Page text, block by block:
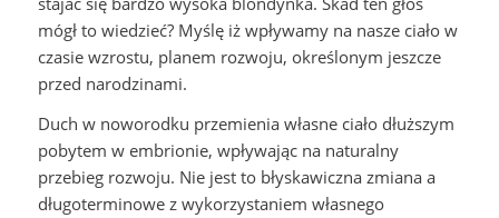
mógł to wiedzieć? Myślę iż wpływamy na nasze ciało w
czasie wzrostu, planem rozwoju, określonym jeszcze
przed narodzinami.
Duch w noworodku przemienia własne ciało dłuższym
pobytem w embrionie, wpływając na naturalny
przebieg rozwoju. Nie jest to błyskawiczna zmiana a
długoterminowe z wykorzystaniem własnego